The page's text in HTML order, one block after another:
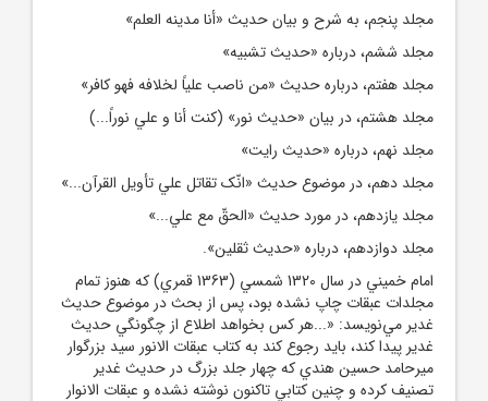
مجلد پنجم، به شرح و بيان حديث «أنا مدينه العلم»
مجلد ششم، درباره «حديث تشبيه»
مجلد هفتم، درباره حديث «من ناصب علياً لخلافه فهو کافر»
مجلد هشتم، در بيان «حديث نور» (کنت أنا و علي نوراً...)
مجلد نهم، درباره «حديث رايت»
مجلد دهم، در موضوع حديث «انّک تقاتل علي تأويل القرآن...»
مجلد يازدهم، در مورد حديث «الحقّ مع علي...»
مجلد دوازدهم، درباره «حديث ثقلين».
امام خميني در سال 1320 شمسي (1363 قمري) که هنوز تمام
مجلدات عبقات چاپ نشده بود، پس از بحث در موضوع حديث
غدير مي‌نويسد: «...هر کس بخواهد اطلاع از چگونگي حديث
غدير پيدا کند، بايد رجوع کند به کتاب عبقات الانور سيد بزرگوار
ميرحامد حسين هندي که چهار جلد بزرگ در حديث غدير
تصنيف کرده و چنين کتابي تاکنون نوشته نشده و عبقات الانوار